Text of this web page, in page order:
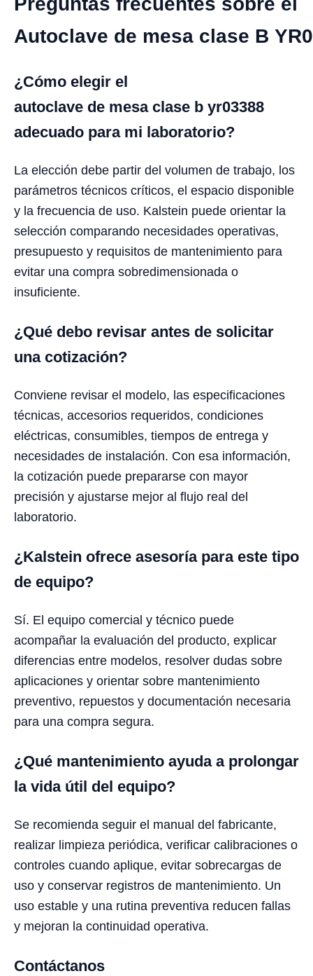
Autoclave de mesa clase B
¿Cómo elegir el
autoclave de mesa clase b yr03388
adecuado para mi laboratorio?
La elección debe partir del volumen de trabajo, los
parámetros técnicos críticos, el espacio disponible
y la frecuencia de uso. Kalstein puede orientar la
selección comparando necesidades operativas,
presupuesto y requisitos de mantenimiento para
evitar una compra sobredimensionada o
insuficiente.
¿Qué debo revisar antes de solicitar
una cotización?
Conviene revisar el modelo, las especificaciones
técnicas, accesorios requeridos, condiciones
eléctricas, consumibles, tiempos de entrega y
necesidades de instalación. Con esa información,
la cotización puede prepararse con mayor
precisión y ajustarse mejor al flujo real del
laboratorio.
¿Kalstein ofrece asesoría para este tipo
de equipo?
Sí. El equipo comercial y técnico puede
acompañar la evaluación del producto, explicar
diferencias entre modelos, resolver dudas sobre
aplicaciones y orientar sobre mantenimiento
preventivo, repuestos y documentación necesaria
para una compra segura.
¿Qué mantenimiento ayuda a prolongar
la vida útil del equipo?
Se recomienda seguir el manual del fabricante,
realizar limpieza periódica, verificar calibraciones o
controles cuando aplique, evitar sobrecargas de
uso y conservar registros de mantenimiento. Un
uso estable y una rutina preventiva reducen fallas
y mejoran la continuidad operativa.
Contáctanos